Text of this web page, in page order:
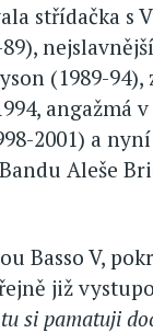
střídačka s
(1989-
angažmá
2001) a
Aleše
Basso V,
již
si pamatuji